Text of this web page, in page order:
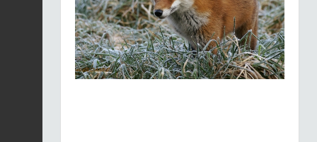
Fiche espèce
Petit rhinolophe |
Rhinolophus
hipposideros
2026-07-30 00:00:00